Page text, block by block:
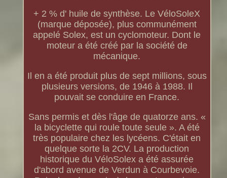
+ 2 % d' huile de synthèse. Le VéloSoleX
(marque déposée), plus communément
appelé Solex, est un cyclomoteur. Dont le
moteur a été créé par la société de
mécanique.
Il en a été produit plus de sept millions, sous
plusieurs versions, de 1946 à 1988. Il
pouvait se conduire en France.
Sans permis et dès l'âge de quatorze ans. «
la bicyclette qui roule toute seule ». A été
très populaire chez les lycéens. C'était en
quelque sorte la 2CV. La production
historique du VéloSolex a été assurée
d'abord avenue de Verdun à Courbevoie.